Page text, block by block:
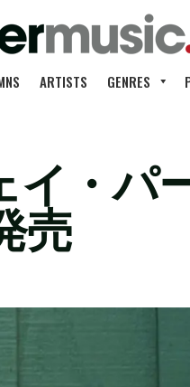
ARTISTS GENRES
・パ
売